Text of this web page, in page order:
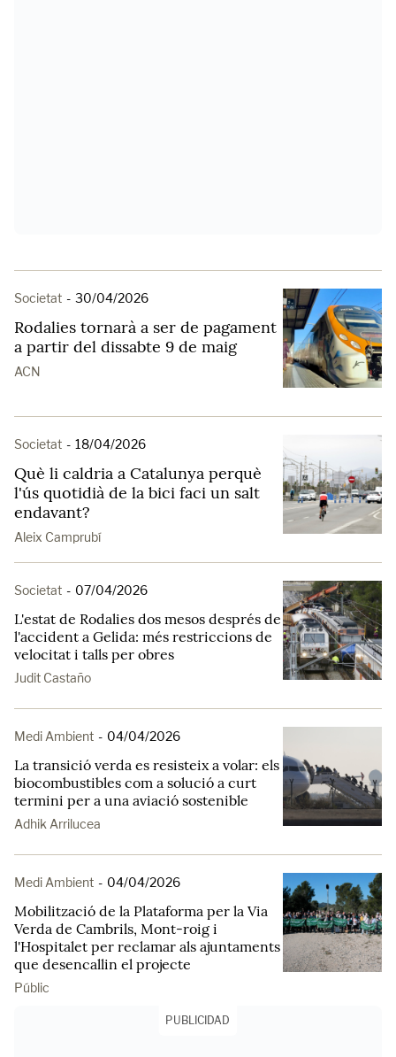
Societat - 30/04/2026
Rodalies tornarà a ser de pagament
a partir del dissabte 9 de maig
ACN
Societat - 18/04/2026
Què li caldria a Catalunya perquè
l'ús quotidià de la bici faci un salt
endavant?
Aleix Camprubí
Societat - 07/04/2026
L'estat de Rodalies dos mesos després de
l'accident a Gelida: més restriccions de
velocitat i talls per obres
Judit Castaño
Medi Ambient - 04/04/2026
La transició verda es resisteix a volar: els
biocombustibles com a solució a curt
termini per a una aviació sostenible
Adhik Arrilucea
Medi Ambient - 04/04/2026
Mobilització de la Plataforma per la Via
Verda de Cambrils, Mont-roig i
l'Hospitalet per reclamar als ajuntaments
que desencallin el projecte
Públic
PUBLICIDAD